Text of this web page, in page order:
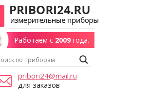
Работаем с 2009года.
pribori24@mail.ru
для заказов